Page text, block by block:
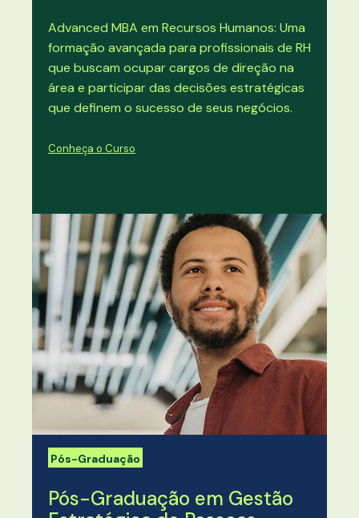
Advanced MBA em Recursos Humanos: Uma
formação avançada para profissionais de RH
que buscam ocupar cargos de direção na
área e participar das decisões estratégicas
que definem o sucesso de seus negócios.
Conheça o Curso
Pós-Graduação
Pós-Graduação em Gestão